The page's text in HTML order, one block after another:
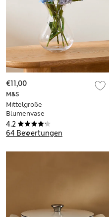
4.2
64 Bewertungen
M&S
Mittelgroße
Blumenvase
€11,00